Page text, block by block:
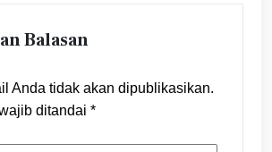
Balasan
Anda tidak akan dipublikasikan.
ditandai *